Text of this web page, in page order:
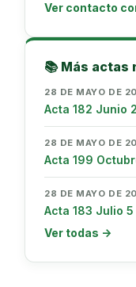
Ver contacto
📚 Más actas
28 DE MAYO DE
Acta 182 Junio
28 DE MAYO DE
Acta 199
28 DE MAYO DE
Acta 183 Julio
Ver todas →